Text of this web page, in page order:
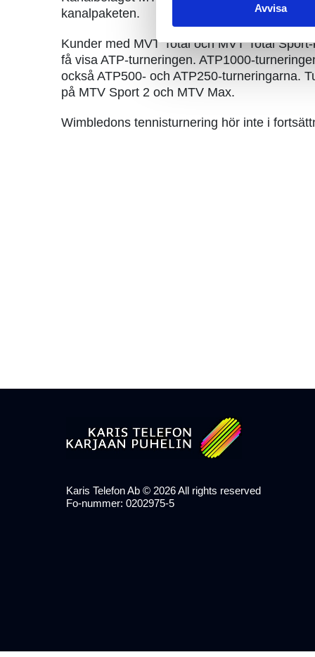
Avvisa
kanalpaketen.
Kunder med MVT Total och MVT Total
få visa ATP-turneringen. ATP1000-
också ATP500- och ATP250-turneringarna.
på MTV Sport 2 och MTV Max.
Wimbledons tennisturnering hör inte i
Karis Telefon Ab © 2026All rights reserved
Fo-nummer: 0202975-5